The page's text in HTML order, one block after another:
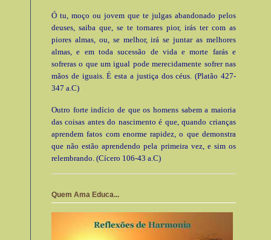
Ó tu, moço ou jovem que te julgas abandonado pelos
deuses, saiba que, se te tornares pior, irás ter com as
piores almas, ou, se melhor, irá se juntar as melhores
almas, e em toda sucessão de vida e morte farás e
sofreras o que um igual pode merecidamente sofrer nas
mãos de iguais. É esta a justiça dos céus. (Platão 427-
347 a.C)
Outro forte indício de que os homens sabem a maioria
das coisas antes do nascimento é que, quando crianças
aprendem fatos com enorme rapidez, o que demonstra
que não estão aprendendo pela primeira vez, e sim os
relembrando. (Cícero 106-43 a.C)
Quem Ama Educa...